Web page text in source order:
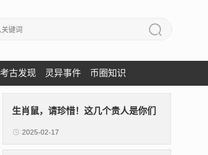
考古发现 灵异事件 币圈知识
生肖鼠，请珍惜！这几个贵人是你们
一生的财富！
2025-02-17